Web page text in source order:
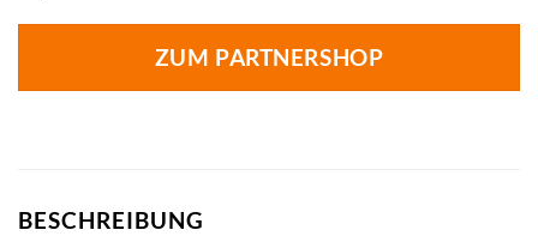
ZUM PARTNERSHOP
BESCHREIBUNG